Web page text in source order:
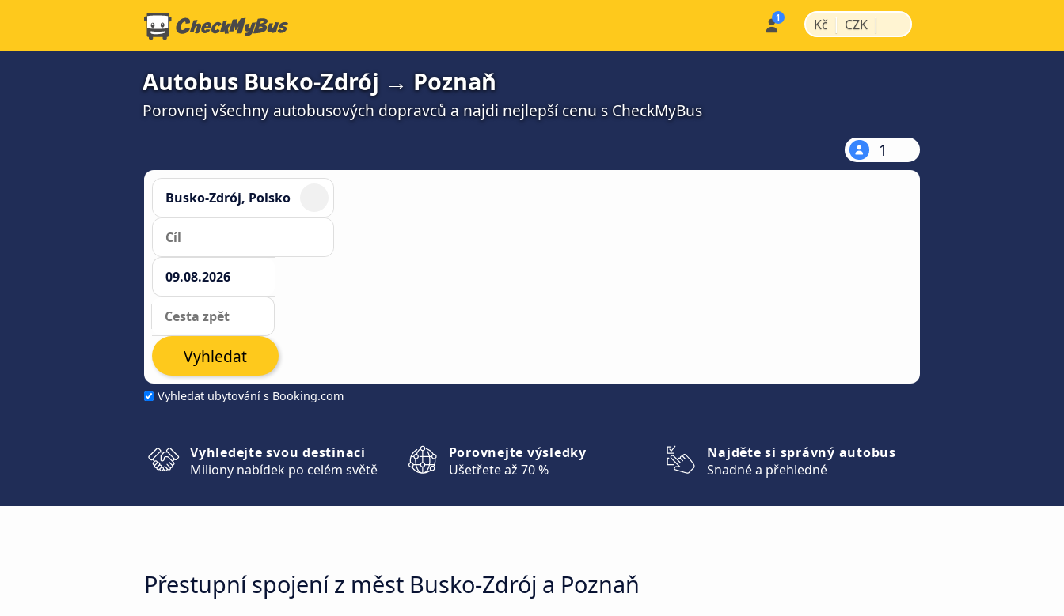
Kč | CZK |
Autobus Busko-Zdrój → Poznaň
Porovnej všechny autobusových dopravců a najdi nejlepší cenu s CheckMyBus
1
Vyhledat ubytování s Booking.com
Vyhledat
Vyhledejte svou destinaci
Miliony nabídek po celém světě
Porovnejte výsledky
Ušetřete až 70 %
Najděte si správný autobus
Snadné a přehledné
Přestupní spojení z měst Busko-Zdrój a Poznaň